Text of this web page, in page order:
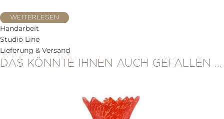
WEITERLESEN
Handarbeit
Studio Line
Lieferung & Versand
DAS KÖNNTE IHNEN AUCH GEFALLEN …